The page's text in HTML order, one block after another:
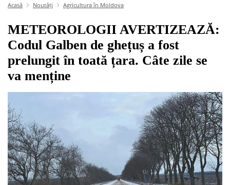
Acasă Noutăți Agricultura în Moldova
METEOROLOGII AVERTIZEAZĂ:
Codul Galben de ghețuș a fost
prelungit în toată țara. Câte zile se
va menține